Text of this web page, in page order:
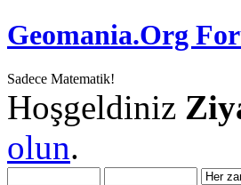
Geomania.Org
Sadece Matematik!
Hoşgeldiniz
olun.